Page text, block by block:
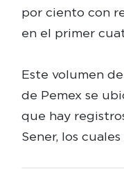
por ciento con
en el primer
Este volumen
de Pemex se
que hay
Sener, los